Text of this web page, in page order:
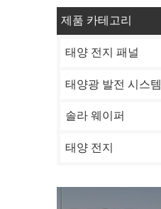
제품 카테고리
태양 전지 패널
태양광 발전 시스템
솔라 웨이퍼
태양 전지